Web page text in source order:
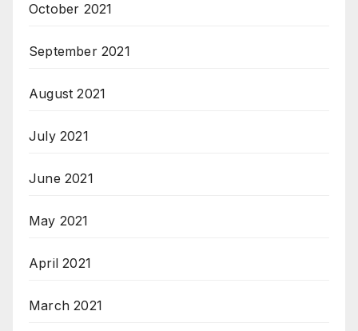
October 2021
September 2021
August 2021
July 2021
June 2021
May 2021
April 2021
March 2021